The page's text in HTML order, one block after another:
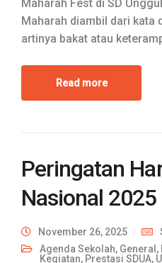
Maharah Fest di SD
Maharah diambil dari kata
artinya bakat atau
Read more
Peringatan
Nasional 2025
November 26, 2025
Agenda Sekolah, General ,
Kegiatan, Prestasi SDUA,